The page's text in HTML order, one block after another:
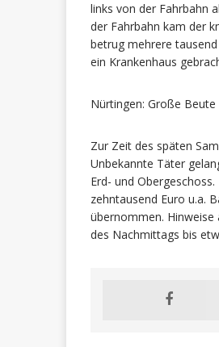
links von der Fahrbahn
der Fahrbahn kam der
betrug mehrere
ein Krankenhaus
Nürtingen: Große Beute
Zur Zeit des späten
Unbekannte Täter
Erd- und
zehntausend Euro u.a.
übernommen.
des Nachmittags bis